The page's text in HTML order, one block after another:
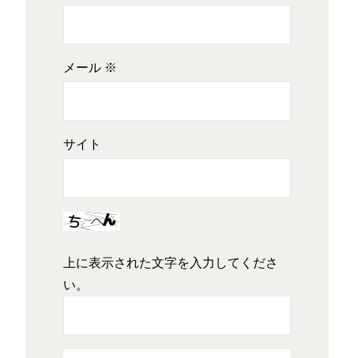
メール ※
サイト
上に表示された文字を入力してくださ
い。